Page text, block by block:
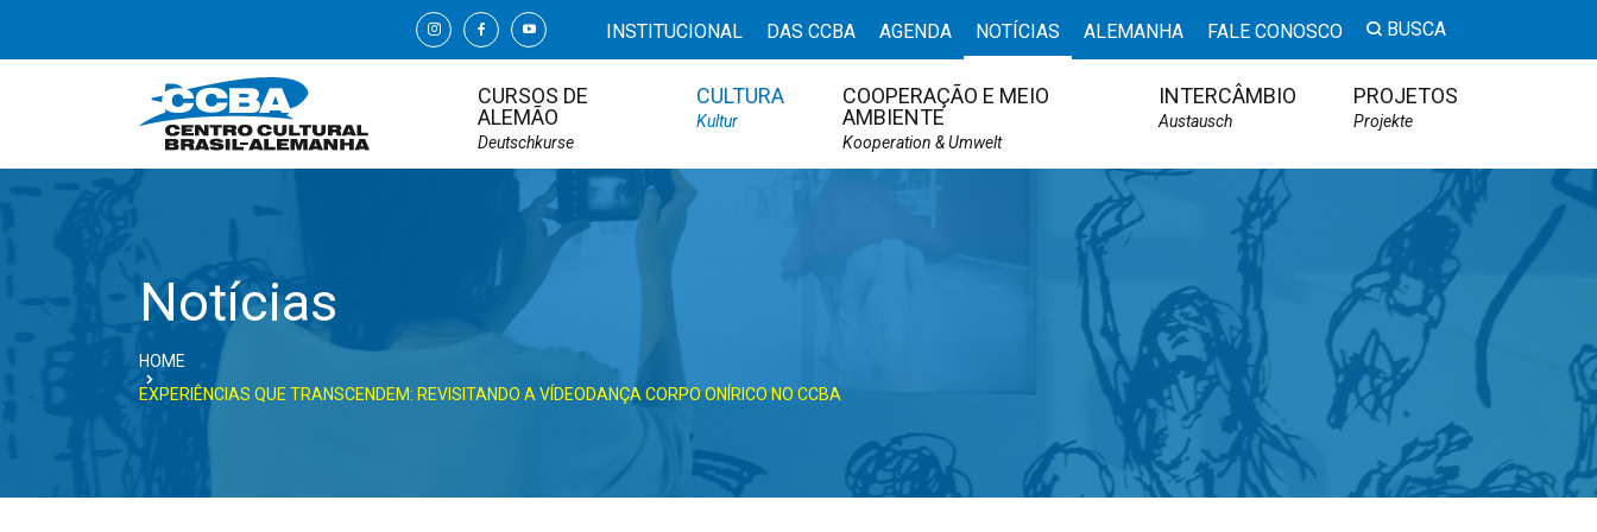
INSTITUCIONAL DAS CCBA AGENDA NOTÍCIAS ALEMANHA FALE CONOSCO BUSCA
CURSOS DE
ALEMÃO
Deutschkurse
CULTURA
Kultur
COOPERAÇÃO E MEIO
AMBIENTE
Kooperation & Umwelt
INTERCÂMBIO
Austausch
PROJETOS
Projekte
Notícias
HOME
EXPERIÊNCIAS QUE TRANSCENDEM: REVISITANDO A VÍDEODANÇA CORPO ONÍRICO NO CCBA